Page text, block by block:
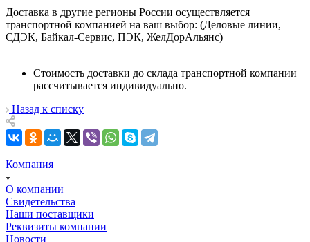
Доставка в другие регионы России осуществляется
транспортной компанией на ваш выбор: (Деловые линии,
СДЭК, Байкал-Сервис, ПЭК, ЖелДорАльянс)
Стоимость доставки до склада транспортной компании
рассчитывается индивидуально.
Назад к списку
Компания
О компании
Свидетельства
Наши поставщики
Реквизиты компании
Новости